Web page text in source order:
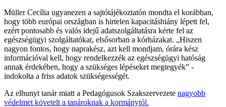
Müller Cecília ugyanezen a sajtótájékoztatón mondta el korábban,
hogy több európai országban is hirtelen kapacitáshiány lépett fel,
ezért pontosabb és valós idejű adatszolgáltatásra kérte fel az
egészségügyi szolgáltatókat, elsősorban a kórházakat. „Hiszen
nagyon fontos, hogy naprakész, azt kell mondjam, órára kész
információval kell, hogy rendelkezzék az egészségügyi hatóság
annak érdekében, hogy a szükséges lépéseket megtegyék” -
indokolta a friss adatok szükségességét.
Az elhunyt tanár miatt a Pedagógusok Szakszervezete nagyobb
védelmet követelt a tanároknak a kormánytól.